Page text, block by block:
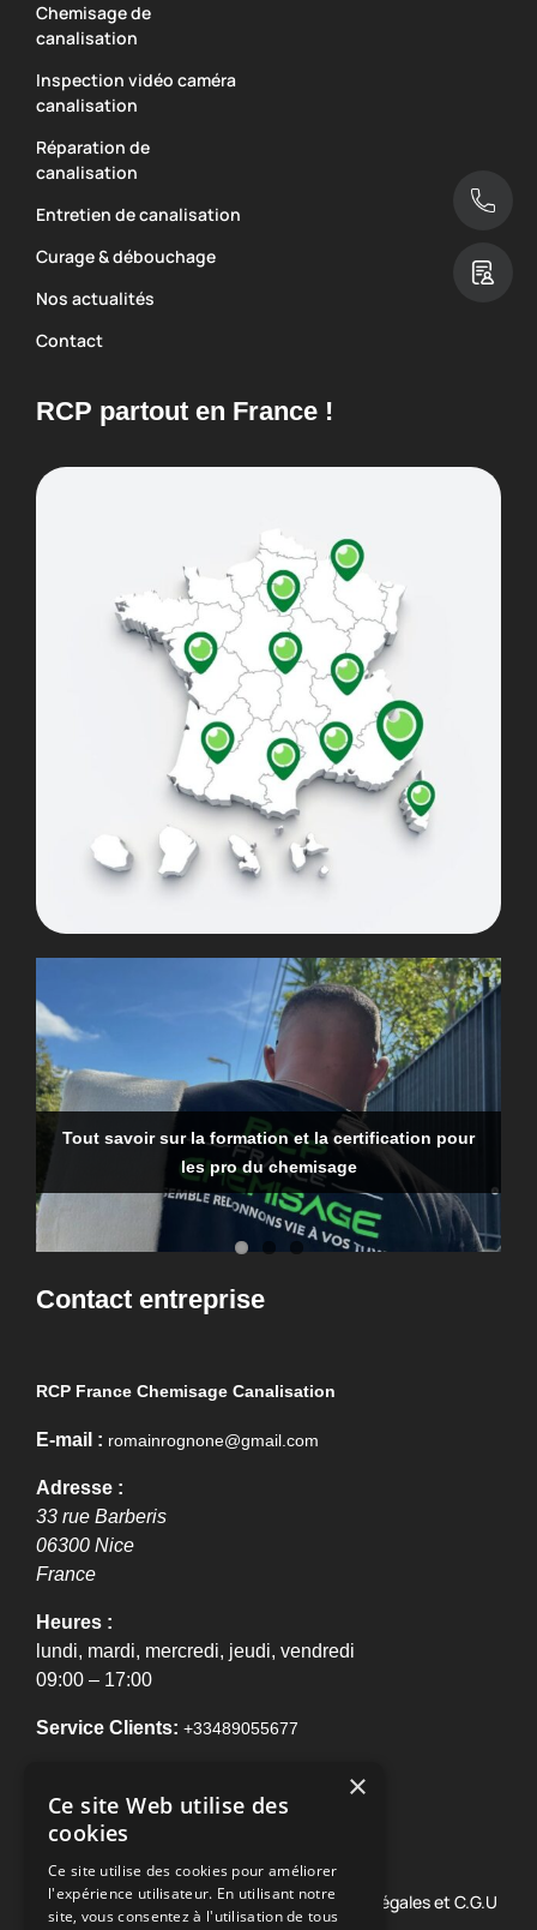
Chemisage de
canalisation
Inspection vidéo caméra
canalisation
Réparation de
canalisation
Entretien de canalisation
Curage & débouchage
Nos actualités
Contact
RCP partout en France !
Tout savoir sur la formation et la certification pour
les pro du chemisage
Qui doit faire la recherche de fuite en copropriété ?
Recherche d’une fuite d’eau dans une canalisation
enterrée : comment faire ?
Contact entreprise
RCP France Chemisage Canalisation
E-mail : romainrognone@gmail.com
Adresse :
33 rue Barberis
06300 Nice
France
Heures :
lundi, mardi, mercredi, jeudi, vendredi
09:00 – 17:00
Service Clients: +33489055677
© 2026 RCP France Chemisage •Mentions légales et C.G.U
×
Ce site Web utilise des
cookies
Ce site utilise des cookies pour améliorer
l'expérience utilisateur. En utilisant notre
site, vous consentez à l'utilisation de tous